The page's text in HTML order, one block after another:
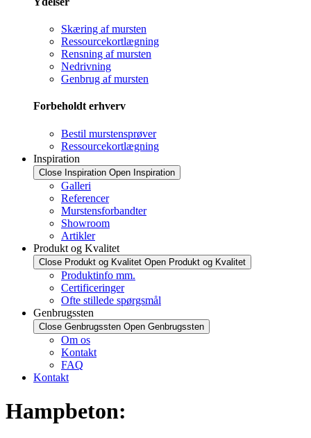
Skæring af mursten
Ressourcekortlægning
Rensning af mursten
Nedrivning
Genbrug af mursten
Forbeholdt erhverv
Bestil murstensprøver
Ressourcekortlægning
Inspiration
Close Inspiration Open Inspiration
Galleri
Referencer
Murstensforbandter
Showroom
Artikler
Produkt og Kvalitet
Close Produkt og Kvalitet Open Produkt og Kvalitet
Produktinfo mm.
Certificeringer
Ofte stillede spørgsmål
Genbrugssten
Close Genbrugssten Open Genbrugssten
Om os
Kontakt
FAQ
Kontakt
Hampbeton: